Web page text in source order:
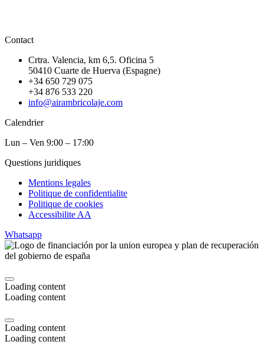
Contact
Crtra. Valencia, km 6,5. Oficina 5
50410 Cuarte de Huerva (Espagne)
+34 650 729 075
+34 876 533 220
info@airambricolaje.com
Calendrier
Lun – Ven 9:00 – 17:00
Questions juridiques
Mentions legales
Politique de confidentialite
Politique de cookies
Accessibilite AA
Whatsapp
Loading content
Loading content
Loading content
Loading content